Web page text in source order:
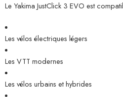
Le Yakima JustClick 3 EVO est
Les vélos électriques légers
Les VTT modernes
Les vélos urbains et hybrides